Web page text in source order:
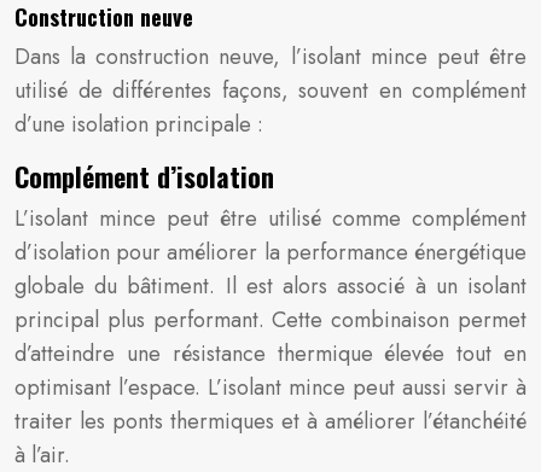
Construction neuve
Dans la construction neuve, l’isolant mince peut être
utilisé de différentes façons, souvent en complément
d’une isolation principale :
Complément d’isolation
L’isolant mince peut être utilisé comme complément
d’isolation pour améliorer la performance énergétique
globale du bâtiment. Il est alors associé à un isolant
principal plus performant. Cette combinaison permet
d’atteindre une résistance thermique élevée tout en
optimisant l’espace. L’isolant mince peut aussi servir à
traiter les ponts thermiques et à améliorer l’étanchéité
à l’air.